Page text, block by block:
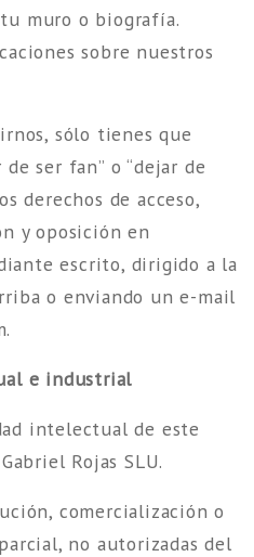
muro o biografía.
sobre nuestros
sólo tienes que
ser fan” o “dejar de
derechos de acceso,
y oposición en
escrito, dirigido a la
o enviando un e-mail
.
e industrial
intelectual de este
Rojas SLU.
comercialización o
no autorizadas del